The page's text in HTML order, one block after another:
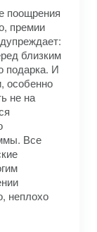
поощрения
премии
близким
подарка. И
особенно
не на
Все
неплохо